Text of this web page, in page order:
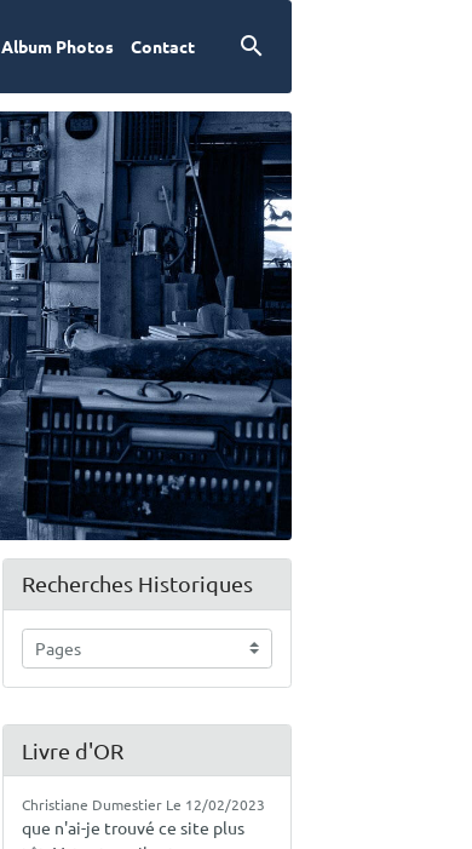
Album Photos Contact
Recherches Historiques
Livre d'OR
Christiane Dumestier Le 12/02/2023
que n'ai-je trouvé ce site plus